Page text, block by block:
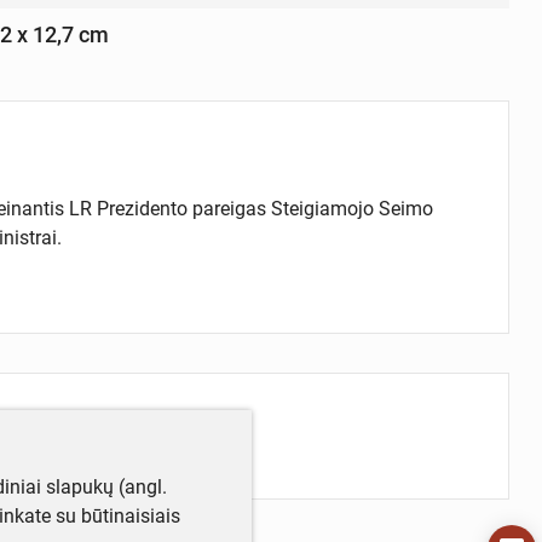
x 12,7 cm
LR Prezidento pareigas Steigiamojo Seimo
slapukų (angl.
su būtinaisiais